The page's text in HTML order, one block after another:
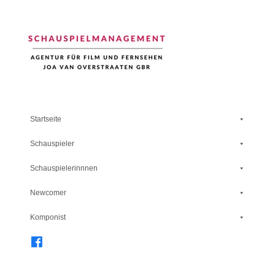
Startseite
Schauspieler
Schauspielerinnnen
Newcomer
Komponist